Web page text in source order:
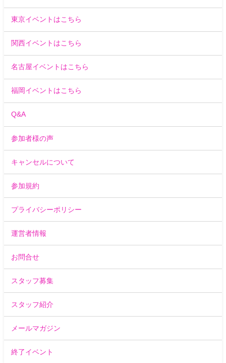
東京イベントはこちら
関西イベントはこちら
名古屋イベントはこちら
福岡イベントはこちら
Q&A
参加者様の声
キャンセルについて
参加規約
プライバシーポリシー
運営者情報
お問合せ
スタッフ募集
スタッフ紹介
メールマガジン
終了イベント